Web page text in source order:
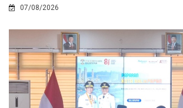
07/08/2026